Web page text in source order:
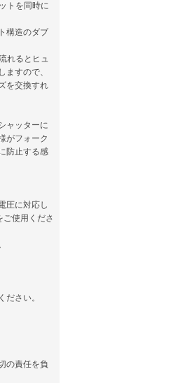
トを同時に
構造のダブ
れるとヒュ
すので、
を交換すれ
ャッターに
がフォーク
防止する感
圧に対応し
使用くださ
さい。
の責任を負